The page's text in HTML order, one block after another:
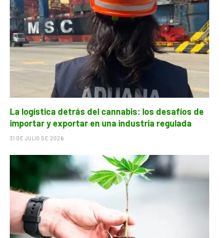
La logística detrás del cannabis: los desafíos de
importar y exportar en una industria regulada
31 DE JULIO DE 2026